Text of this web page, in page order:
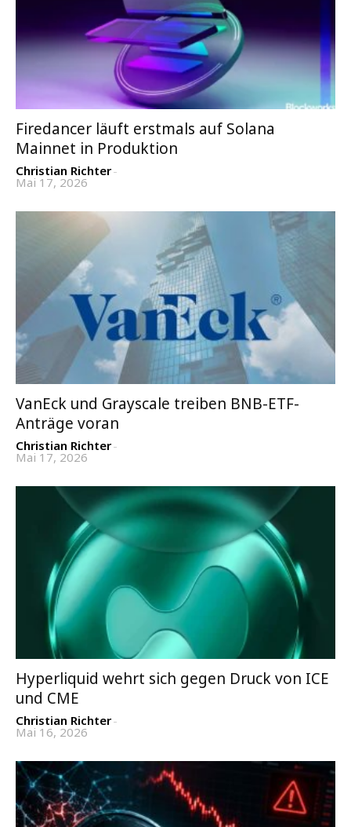
Firedancer läuft erstmals auf Solana
Mainnet in Produktion
Christian Richter-
Mai 17, 2026
VanEck und Grayscale treiben BNB-ETF-
Anträge voran
Christian Richter-
Mai 17, 2026
Hyperliquid wehrt sich gegen Druck von ICE
und CME
Christian Richter-
Mai 16, 2026